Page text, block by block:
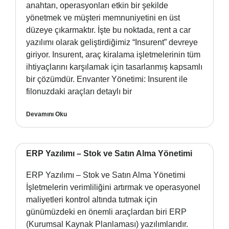
anahtarı, operasyonları etkin bir şekilde
yönetmek ve müşteri memnuniyetini en üst
düzeye çıkarmaktır. İşte bu noktada, rent a car
yazılımı olarak geliştirdiğimiz “Insurent” devreye
giriyor. Insurent, araç kiralama işletmelerinin tüm
ihtiyaçlarını karşılamak için tasarlanmış kapsamlı
bir çözümdür. Envanter Yönetimi: Insurent ile
filonuzdaki araçları detaylı bir
Devamını Oku
ERP Yazılımı – Stok ve Satın Alma Yönetimi
ERP Yazılımı – Stok ve Satın Alma Yönetimi
İşletmelerin verimliliğini artırmak ve operasyonel
maliyetleri kontrol altında tutmak için
günümüzdeki en önemli araçlardan biri ERP
(Kurumsal Kaynak Planlaması) yazılımlarıdır.